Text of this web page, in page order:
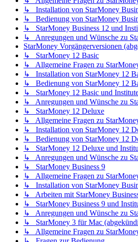
↳ Installation von StarMoney
↳ Bedienung von StarMoney
↳ StarMoney Business 12 und
↳ Anregungen und Wünsche zu
StarMoney Vorgängerversionen
↳ StarMoney 12 Basic
↳ Allgemeine Fragen zu
↳ Installation von StarMoney 12
↳ Bedienung von StarMoney 12
↳ StarMoney 12 Basic und
↳ Anregungen und Wünsche zu
↳ StarMoney 12 Deluxe
↳ Allgemeine Fragen zu
↳ Installation von StarMoney 12
↳ Bedienung von StarMoney 12
↳ StarMoney 12 Deluxe und
↳ Anregungen und Wünsche zu
↳ StarMoney Business 9
↳ Allgemeine Fragen zu
↳ Installation von StarMoney
↳ Arbeiten mit StarMoney
↳ StarMoney Business 9 und
↳ Anregungen und Wünsche zu
↳ StarMoney 3 für Mac
↳ Allgemeine Fragen zu